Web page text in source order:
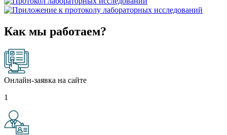
Как мы работаем?
Онлайн-заявка на сайте
1